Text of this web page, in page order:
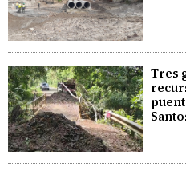
Tres